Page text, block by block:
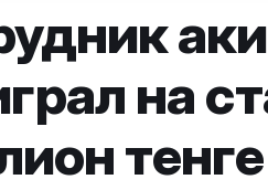
на
тенге